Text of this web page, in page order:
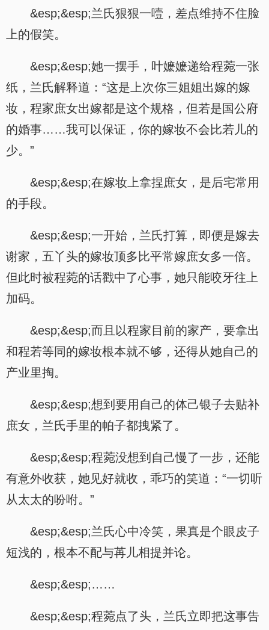
&esp;&esp;兰氏狠狠一噎，差点维持不住脸
上的假笑。
&esp;&esp;她一摆手，叶嬷嬷递给程菀一张
纸，兰氏解释道：“这是上次你三姐姐出嫁的嫁
妆，程家庶女出嫁都是这个规格，但若是国公府
的婚事……我可以保证，你的嫁妆不会比若儿的
少。”
&esp;&esp;在嫁妆上拿捏庶女，是后宅常用
的手段。
&esp;&esp;一开始，兰氏打算，即便是嫁去
谢家，五丫头的嫁妆顶多比平常嫁庶女多一倍。
但此时被程菀的话戳中了心事，她只能咬牙往上
加码。
&esp;&esp;而且以程家目前的家产，要拿出
和程若等同的嫁妆根本就不够，还得从她自己的
产业里掏。
&esp;&esp;想到要用自己的体己银子去贴补
庶女，兰氏手里的帕子都拽紧了。
&esp;&esp;程菀没想到自己慢了一步，还能
有意外收获，她见好就收，乖巧的笑道：“一切听
从太太的吩咐。”
&esp;&esp;兰氏心中冷笑，果真是个眼皮子
短浅的，根本不配与苒儿相提并论。
&esp;&esp;……
&esp;&esp;程菀点了头，兰氏立即把这事告